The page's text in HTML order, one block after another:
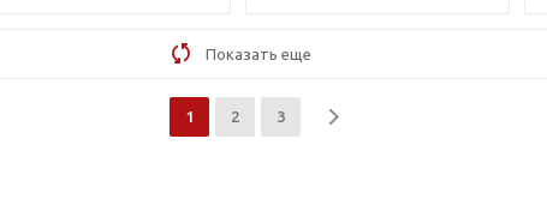
Показать еще
1 2 3